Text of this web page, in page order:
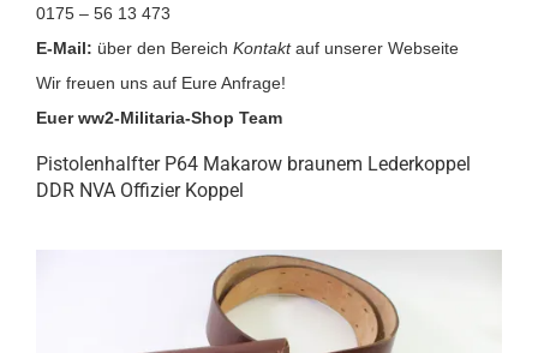
0175 – 56 13 473
E-Mail: über den Bereich Kontakt auf unserer Webseite
Wir freuen uns auf Eure Anfrage!
Euer ww2-Militaria-Shop Team
Pistolenhalfter P64 Makarow braunem Lederkoppel
DDR NVA Offizier Koppel